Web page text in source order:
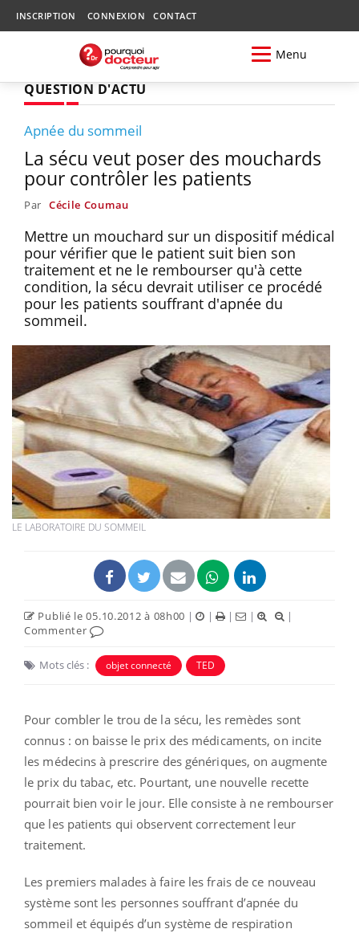
INSCRIPTION CONNEXION CONTACT
Menu
QUESTION D'ACTU
Apnée du sommeil
La sécu veut poser des mouchards
pour contrôler les patients
Par Cécile Coumau
Mettre un mouchard sur un dispositif médical
pour vérifier que le patient suit bien son
traitement et ne le rembourser qu'à cette
condition, la sécu devrait utiliser ce procédé
pour les patients souffrant d'apnée du
sommeil.
LE LABORATOIRE DU SOMMEIL
Publié le 05.10.2012 à 08h00 | | | |
|
Commenter
Mots clés : objet connecté TED
Pour combler le trou de la sécu, les remèdes sont
connus : on baisse le prix des médicaments, on incite
les médecins à prescrire des génériques, on augmente
le prix du tabac, etc. Pourtant, une nouvelle recette
pourrait bien voir le jour. Elle consiste à ne rembourser
que les patients qui observent correctement leur
traitement.
Les premiers malades à faire les frais de ce nouveau
système sont les personnes souffrant d’apnée du
sommeil et équipés d’un système de respiration